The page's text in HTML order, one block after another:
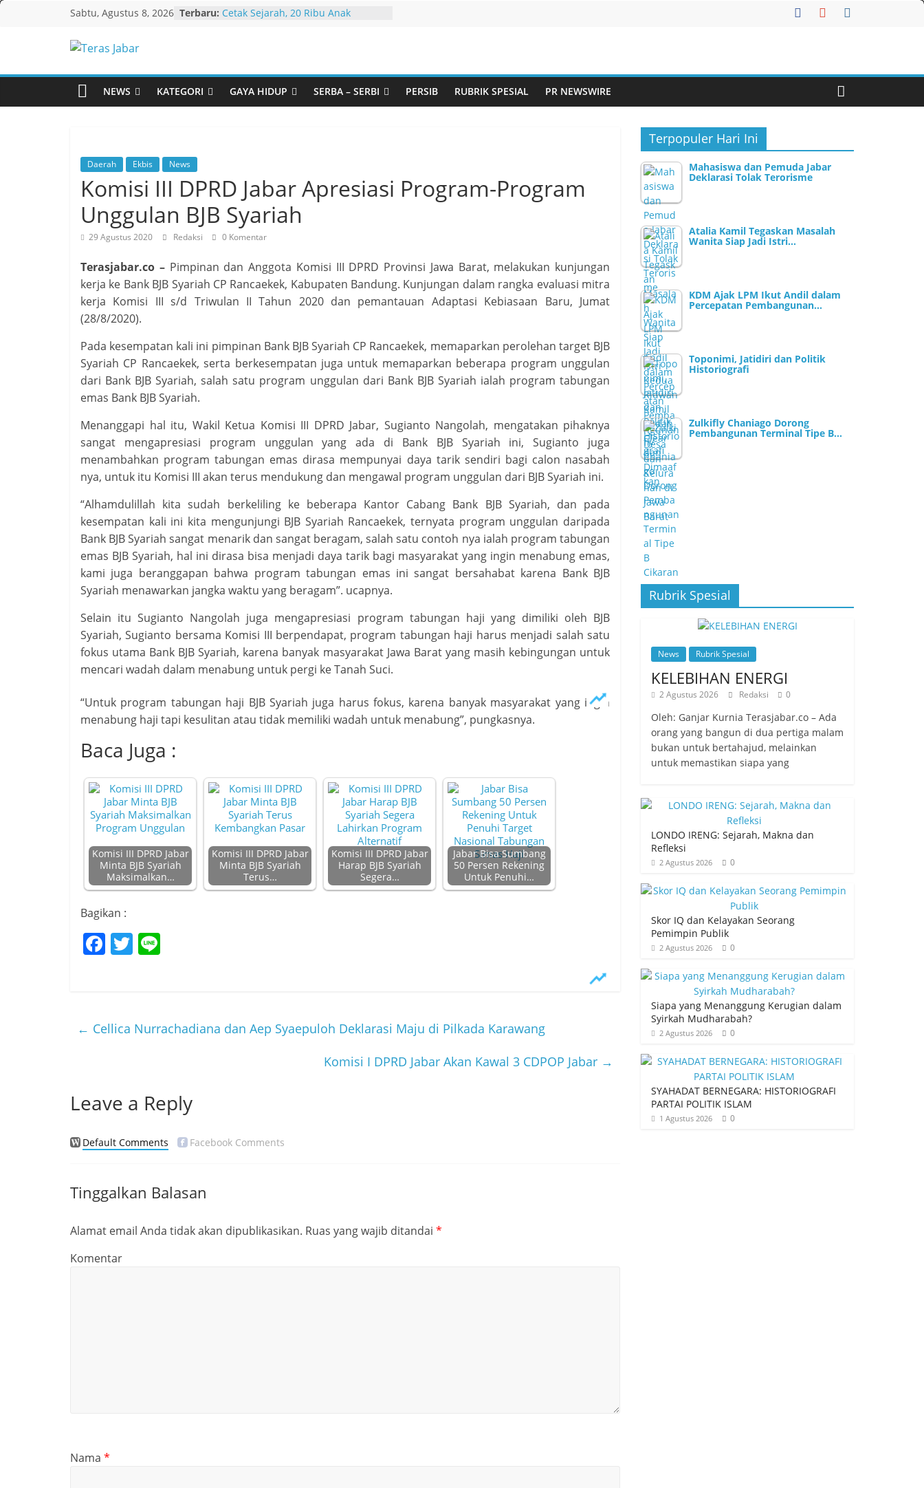
Skip
Sabtu, Agustus 8, 2026 Terbaru: Cetak Sejarah, 20 Ribu Anak
Percepatan Pembangunan Desa
dan Kelurahan di Jawa Barat
Debat Publik Sidoarjo Bahas
Komnas Anti Pemurtadan Gandeng
Dewan Dakwah Gelar Seminar
Nasional, Rumuskan Standarisasi
Penanganan Kasus Pemurtadan
Teras
Jabar
NEWS KATEGORI GAYA HIDUP SERBA – SERBI PERSIB RUBRIK SPESIAL PR NEWSWIRE
Daerah Ekbis News
Komisi III DPRD Jabar Apresiasi Program-Program
Unggulan BJB Syariah
29 Agustus 2020 Redaksi 0 Komentar
Terasjabar.co – Pimpinan dan Anggota Komisi III DPRD Provinsi Jawa Barat, melakukan kunjungan
kerja ke Bank BJB Syariah CP Rancaekek, Kabupaten Bandung. Kunjungan dalam rangka evaluasi mitra
kerja Komisi III s/d Triwulan II Tahun 2020 dan pemantauan Adaptasi Kebiasaan Baru, Jumat
(28/8/2020).
Pada kesempatan kali ini pimpinan Bank BJB Syariah CP Rancaekek, memaparkan perolehan target BJB
Syariah CP Rancaekek, serta berkesempatan juga untuk memaparkan beberapa program unggulan
dari Bank BJB Syariah, salah satu program unggulan dari Bank BJB Syariah ialah program tabungan
emas Bank BJB Syariah.
Menanggapi hal itu, Wakil Ketua Komisi III DPRD Jabar, Sugianto Nangolah, mengatakan pihaknya
sangat mengapresiasi program unggulan yang ada di Bank BJB Syariah ini, Sugianto juga
menambahkan program tabungan emas dirasa mempunyai daya tarik sendiri bagi calon nasabah
nya, untuk itu Komisi III akan terus mendukung dan mengawal program unggulan dari BJB Syariah ini.
“Alhamdulillah kita sudah berkeliling ke beberapa Kantor Cabang Bank BJB Syariah, dan pada
kesempatan kali ini kita mengunjungi BJB Syariah Rancaekek, ternyata program unggulan daripada
Bank BJB Syariah sangat menarik dan sangat beragam, salah satu contoh nya ialah program tabungan
emas BJB Syariah, hal ini dirasa bisa menjadi daya tarik bagi masyarakat yang ingin menabung emas,
kami juga beranggapan bahwa program tabungan emas ini sangat bersahabat karena Bank BJB
Syariah menawarkan jangka waktu yang beragam”. ucapnya.
Selain itu Sugianto Nangolah juga mengapresiasi program tabungan haji yang dimiliki oleh BJB
Syariah, Sugianto bersama Komisi III berpendapat, program tabungan haji harus menjadi salah satu
fokus utama Bank BJB Syariah, karena banyak masyarakat Jawa Barat yang masih kebingungan untuk
mencari wadah dalam menabung untuk pergi ke Tanah Suci.
“Untuk program tabungan haji BJB Syariah juga harus fokus, karena banyak masyarakat yang ingin
menabung haji tapi kesulitan atau tidak memiliki wadah untuk menabung”, pungkasnya.
Baca Juga :
Komisi III DPRD Jabar
Minta BJB Syariah
Maksimalkan…
Komisi III DPRD Jabar
Minta BJB Syariah
Terus…
Komisi III DPRD Jabar
Harap BJB Syariah
Segera…
Jabar Bisa Sumbang
50 Persen Rekening
Untuk Penuhi…
Bagikan :
F
b
k
T
← Cellica Nurrachadiana dan Aep Syaepuloh Deklarasi Maju di Pilkada Karawang
Komisi I DPRD Jabar Akan Kawal 3 CDPOP Jabar →
Leave a Reply
Default Comments Facebook Comments
Tinggalkan Balasan
Alamat email Anda tidak akan dipublikasikan. Ruas yang wajib ditandai *
Komentar
Nama *
Terpopuler Hari Ini
Mahasiswa dan Pemuda Jabar
Deklarasi Tolak Terorisme
Atalia Kamil Tegaskan Masalah
Wanita Siap Jadi Istri…
KDM Ajak LPM Ikut Andil dalam
Percepatan Pembangunan…
Toponimi, Jatidiri dan Politik
Historiografi
Zulkifly Chaniago Dorong
Pembangunan Terminal Tipe B…
Rubrik Spesial
News Rubrik Spesial
KELEBIHAN ENERGI
2 Agustus 2026 Redaksi 0
Oleh: Ganjar Kurnia Terasjabar.co – Ada
orang yang bangun di dua pertiga malam
bukan untuk bertahajud, melainkan
untuk memastikan siapa yang
LONDO IRENG: Sejarah, Makna dan
Refleksi
2 Agustus 2026 0
Skor IQ dan Kelayakan Seorang
Pemimpin Publik
2 Agustus 2026 0
Siapa yang Menanggung Kerugian dalam
Syirkah Mudharabah?
2 Agustus 2026 0
SYAHADAT BERNEGARA: HISTORIOGRAFI
PARTAI POLITIK ISLAM
1 Agustus 2026 0